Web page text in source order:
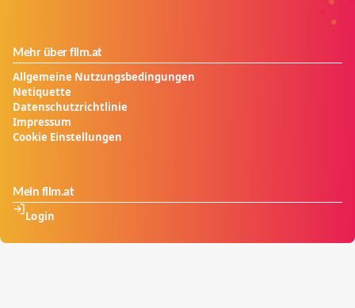
Mehr über film.at
Allgemeine Nutzungsbedingungen
Netiquette
Datenschutzrichtlinie
Impressum
Cookie Einstellungen
Mein film.at
Login